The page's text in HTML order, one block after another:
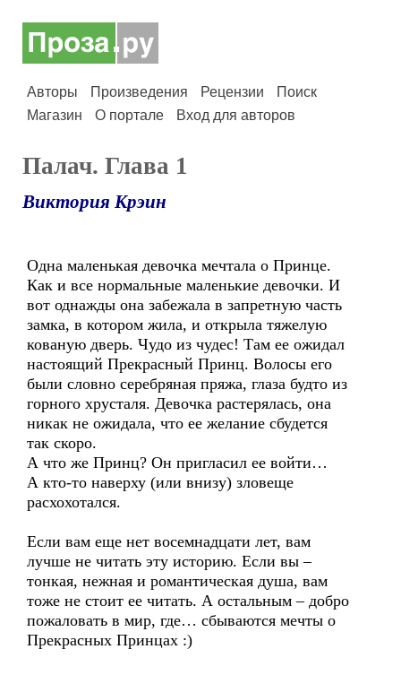
Авторы Произведения Рецензии
Поиск
Магазин
О портале Вход для авторов
Палач. Глава 1
Виктория Крэин
Одна маленькая девочка мечтала о Принце.
Как и все нормальные маленькие девочки. И
вот однажды она забежала в запретную часть
замка, в котором жила, и открыла тяжелую
кованую дверь. Чудо из чудес! Там ее ожидал
настоящий Прекрасный Принц. Волосы его
были словно серебряная пряжа, глаза будто из
горного хрусталя. Девочка растерялась, она
никак не ожидала, что ее желание сбудется
так скоро.
А что же Принц? Он пригласил ее войти…
А кто-то наверху (или внизу) зловеще
расхохотался.
Если вам еще нет восемнадцати лет, вам
лучше не читать эту историю. Если вы –
тонкая, нежная и романтическая душа, вам
тоже не стоит ее читать. А остальным – добро
пожаловать в мир, где… сбываются мечты о
Прекрасных Принцах :)